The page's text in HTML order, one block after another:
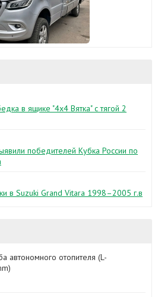
в ящике "4х4 Вятка" с тягой 2
победителей Кубка России по
в Suzuki Grand Vitara 1998–2005 г.в
автономного отопителя (L-